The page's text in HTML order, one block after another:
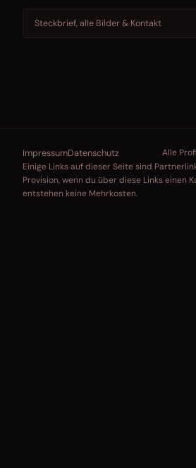
Steckbrief, alle Bilder & Kontakt
ImpressumDatenschutz
Alle
Einige Links auf dieser Seite sind
Provision, wenn du über diese Links einen
entstehen keine Mehrkosten.